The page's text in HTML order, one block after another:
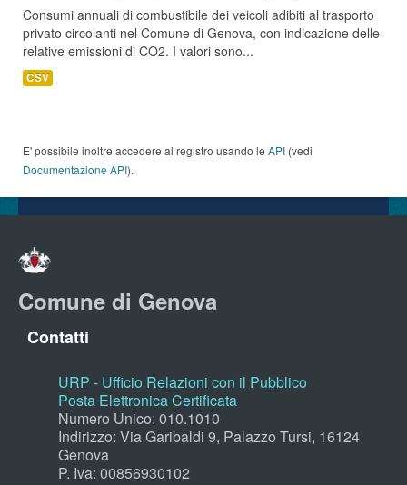
Consumi annuali di combustibile dei veicoli adibiti al trasporto
privato circolanti nel Comune di Genova, con indicazione delle
relative emissioni di CO2. I valori sono...
CSV
E' possibile inoltre accedere al registro usando le API (vedi
Documentazione API).
Comune di Genova
Contatti
URP - Ufficio Relazioni con il Pubblico
Posta Elettronica Certificata
Numero Unico: 010.1010
Indirizzo: Via Garibaldi 9, Palazzo Tursi, 16124
Genova
P. Iva: 00856930102